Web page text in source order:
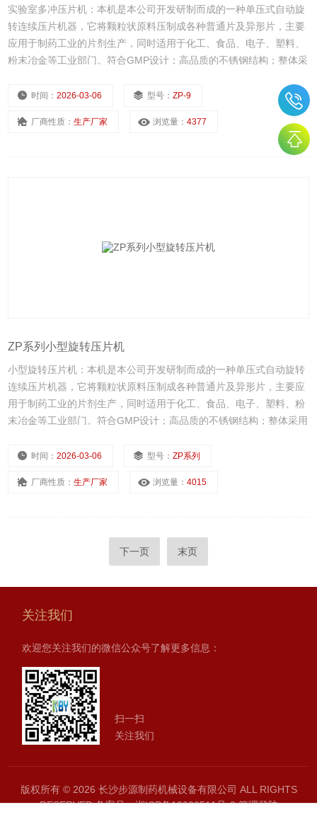
实验室多冲压片机：本机是本公司开发研制而成的一种单压式自动旋
转连续压片机器，它将颗粒状原料压制成各种普通片及异形片，主要
应用于制药工业的片剂生产，同时适用于化工、食品、电子、塑料、
粉末冶金等工业部门。符合GMP设计；高品质的不锈钢结构；整体采
结构，可维护性好。
时间：2026-03-06 型号：ZP-9
厂商性质：生产厂家 浏览量：4377
ZP系列小型旋转压片机
小型旋转压片机：本机是本公司开发研制而成的一种单压式自动旋转
连续压片机器，它将颗粒状原料压制成各种普通片及异形片，主要应
用于制药工业的片剂生产，同时适用于化工、食品、电子、塑料、粉
末冶金等工业部门。符合GMP设计；高品质的不锈钢结构；整体采用
构，可维护性好。
时间：2026-03-06 型号：ZP系列
厂商性质：生产厂家 浏览量：4015
下一页 末页
关注我们
欢迎您关注我们的微信公众号了解更多信息：
扫一扫
关注我们
版权所有 © 2026 长沙步源制药机械设备有限公司 ALL RIGHTS
RESERVED备案号：湘ICP备12000511号-2 管理登陆